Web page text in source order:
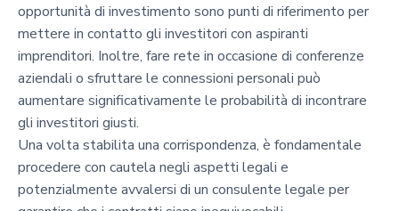
opportunità di investimento sono punti di riferimento per
mettere in contatto gli investitori con aspiranti
imprenditori. Inoltre, fare rete in occasione di conferenze
aziendali o sfruttare le connessioni personali può
aumentare significativamente le probabilità di incontrare
gli investitori giusti.
Una volta stabilita una corrispondenza, è fondamentale
procedere con cautela negli aspetti legali e
potenzialmente avvalersi di un consulente legale per